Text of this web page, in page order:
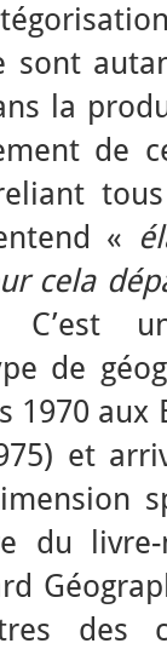
sont
la
de
«
cela
de
1970 aux
et
du livre-
des